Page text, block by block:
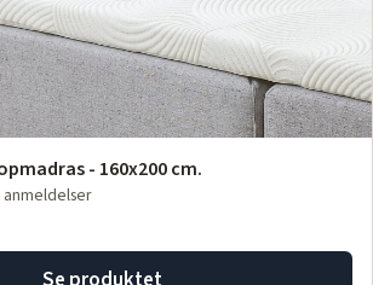
- 160x200 cm.
anmeldelser